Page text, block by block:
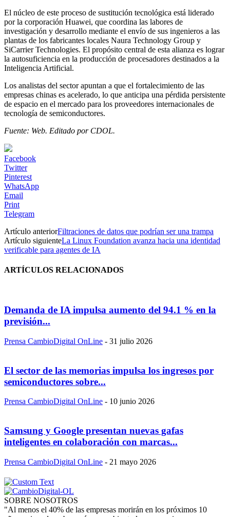
El núcleo de este proceso de sustitución tecnológica está liderado
por la corporación Huawei, que coordina las labores de
investigación y desarrollo mediante el envío de sus ingenieros a las
plantas de los fabricantes locales Naura Technology Group y
SiCarrier Technologies. El propósito central de esta alianza es lograr
la autosuficiencia en la producción de procesadores destinados a la
Inteligencia Artificial.
Los analistas del sector apuntan a que el fortalecimiento de las
empresas chinas es acelerado, lo que anticipa una pérdida persistente
de espacio en el mercado para los proveedores internacionales de
tecnología de semiconductores.
Fuente: Web. Editado por CDOL.
Facebook
Twitter
Pinterest
WhatsApp
Email
Print
Telegram
Artículo anteriorFiltraciones de datos que podrían ser una trampa
Artículo siguienteLa Linux Foundation avanza hacia una identidad
verificable para agentes de IA
ARTÍCULOS RELACIONADOS
Demanda de IA impulsa aumento del 94.1 % en la
previsión...
Prensa CambioDigital OnLine - 31 julio 2026
El sector de las memorias impulsa los ingresos por
semiconductores sobre...
Prensa CambioDigital OnLine - 10 junio 2026
Samsung y Google presentan nuevas gafas
inteligentes en colaboración con marcas...
Prensa CambioDigital OnLine - 21 mayo 2026
SOBRE NOSOTROS
"Al menos el 40% de las empresas morirán en los próximos 10